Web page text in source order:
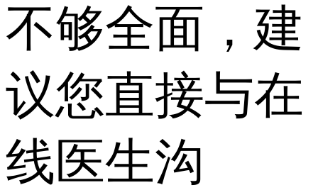
不够全面，建
议您直接与在
线医生沟